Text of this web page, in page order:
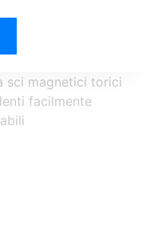
sci magnetici torici
facilmente